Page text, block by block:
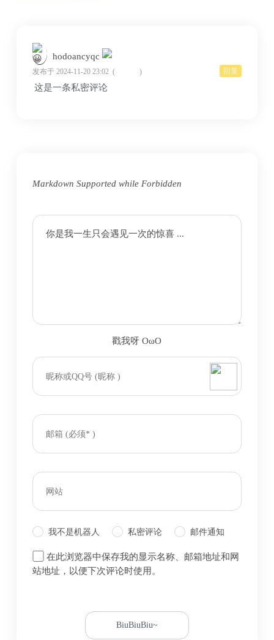
hodoancyqc
回复
发布于 2024-11-20 23:02 ( )
这是一条私密评论
Markdown Supported while Forbidden
你是我一生只会遇见一次的惊喜 ...
戳我呀 OωO
Tieba
我不是机器人 私密评论 邮件通知
在此浏览器中保存我的显示名称、邮箱地址和网
站地址，以便下次评论时使用。